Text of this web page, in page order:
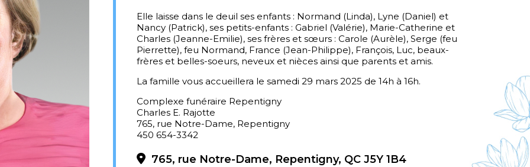
Elle laisse dans le deuil ses enfants : Normand (Linda), Lyne (Daniel) et
Nancy (Patrick), ses petits-enfants : Gabriel (Valérie), Marie-Catherine et
Charles (Jeanne-Emilie), ses frères et sœurs : Carole (Aurèle), Serge (feu
Pierrette), feu Normand, France (Jean-Philippe), François, Luc, beaux-
frères et belles-soeurs, neveux et nièces ainsi que parents et amis.
La famille vous accueillera le samedi 29 mars 2025 de 14h à 16h.
Complexe funéraire Repentigny
Charles E. Rajotte
765, rue Notre-Dame, Repentigny
450 654-3342
765, rue Notre-Dame, Repentigny, QC J5Y 1B4